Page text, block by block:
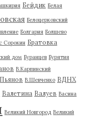
Бейдик Белая
Белоцерковский
Болгария Болшево
Сорокин Братовка
дом Буранцев Бурятия
В.Карпинский
В.Шевченко ВДНХ
Валетина Валуев Васина
Великий Новгород Великий